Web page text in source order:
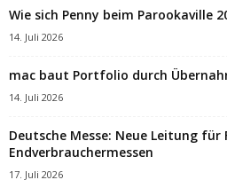
Wie sich Penny beim Parookaville
14. Juli 2026
mac baut Portfolio durch
14. Juli 2026
Deutsche Messe: Neue Leitung für
Endverbrauchermessen
17. Juli 2026